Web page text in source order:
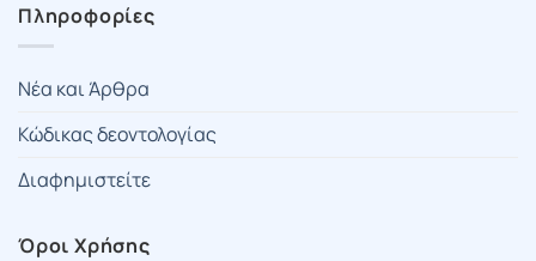
Πληροφορίες
Νέα και Άρθρα
Κώδικας δεοντολογίας
Διαφημιστείτε
Όροι Χρήσης